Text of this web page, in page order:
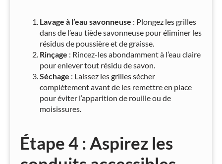
Lavage à l’eau savonneuse : Plongez les grilles
dans de l’eau tiède savonneuse pour éliminer les
résidus de poussière et de graisse.
Rinçage : Rincez-les abondamment à l’eau claire
pour enlever tout résidu de savon.
Séchage : Laissez les grilles sécher
complètement avant de les remettre en place
pour éviter l’apparition de rouille ou de
moisissures.
Étape 4 : Aspirez les